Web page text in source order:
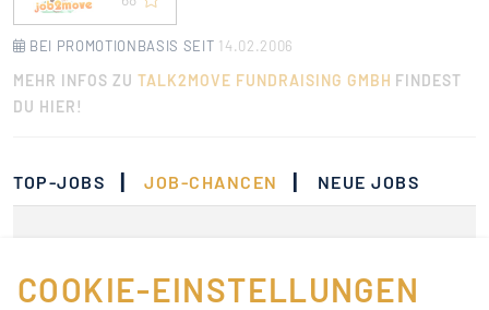
BEI PROMOTIONBASIS SEIT 14.02.2006
MEHR INFOS ZU TALK2MOVE FUNDRAISING GMBH FINDEST
DU HIER!
TOP-JOBS | JOB-CHANCEN | NEUE JOBS
Jobs, die deinen
COOKIE-EINSTELLUNGEN